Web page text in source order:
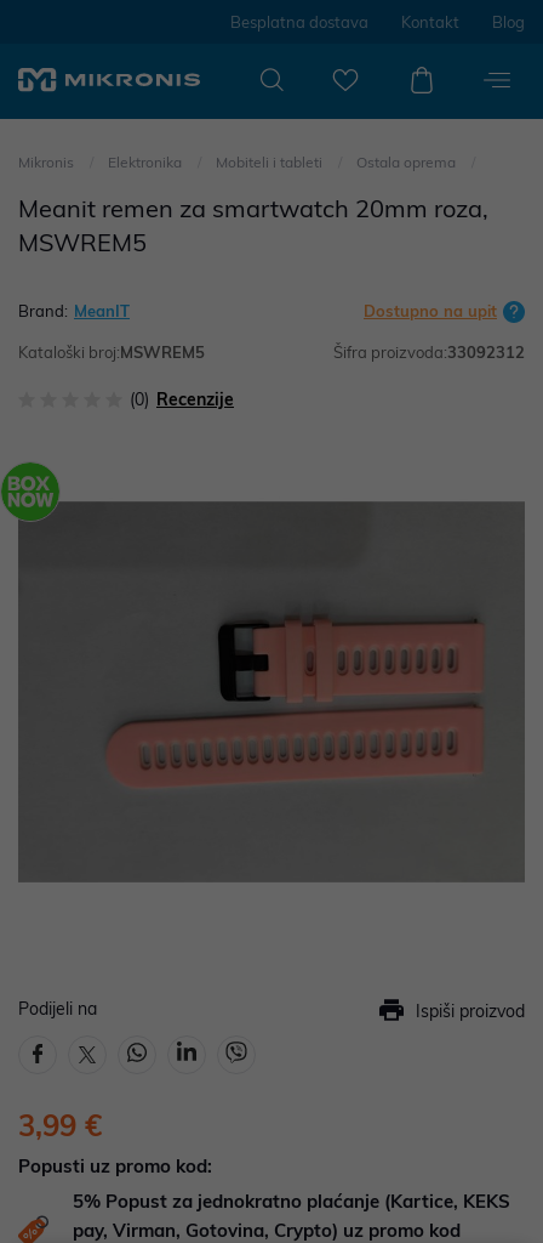
Besplatna dostava Kontakt Blog
Mikronis Elektronika Mobiteli i tableti Ostala oprema
Meanit remen za smartwatch 20mm roza,
MSWREM5
Brand: MeanIT Dostupno na upit
Kataloški broj:MSWREM5 Šifra proizvoda:33092312
(0) Recenzije
Podijeli na Ispiši proizvod
3,99 €
Popusti uz promo kod:
5% Popust za jednokratno plaćanje (Kartice, KEKS
pay, Virman, Gotovina, Crypto) uz promo kod